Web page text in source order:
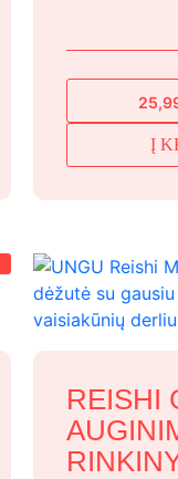
price
was:
price
is:
Į
REISHI